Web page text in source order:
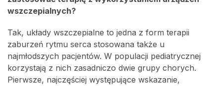
wszczepialnych?
Tak, układy wszczepialne to jedna z form terapii
zaburzeń rytmu serca stosowana także u
najmłodszych pacjentów. W populacji pediatrycznej
korzystają z nich zasadniczo dwie grupy chorych.
Pierwsze, najczęściej występujące wskazanie,